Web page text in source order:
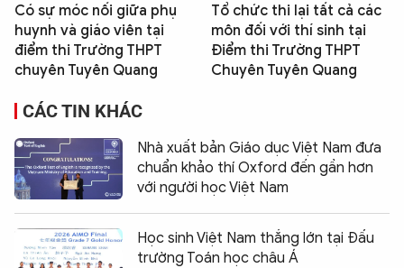
Có sự móc nối giữa phụ
huynh và giáo viên tại
điểm thi Trường THPT
chuyên Tuyên Quang
Tổ chức thi lại tất cả các
môn đối với thí sinh tại
Điểm thi Trường THPT
Chuyên Tuyên Quang
CÁC TIN KHÁC
Nhà xuất bản Giáo dục Việt Nam đưa
chuẩn khảo thí Oxford đến gần hơn
với người học Việt Nam
Học sinh Việt Nam thắng lớn tại Đấu
trường Toán học châu Á